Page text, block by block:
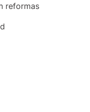
reformas